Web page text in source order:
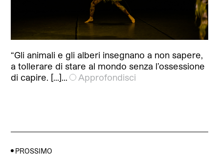
“Gli animali e gli alberi insegnano a non sapere,
a tollerare di stare al mondo senza l’ossessione
di capire. […]…
Approfondisci
PROSSIMO